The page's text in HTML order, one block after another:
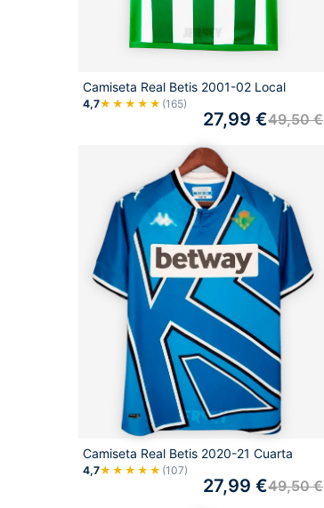
Camiseta Real Betis 2001-02 Local
4,7★★★★★ (165)
49,50€
27,99 €
Camiseta Real Betis 2020-21 Cuarta
4,7★★★★★ (107)
49,50€
27,99 €